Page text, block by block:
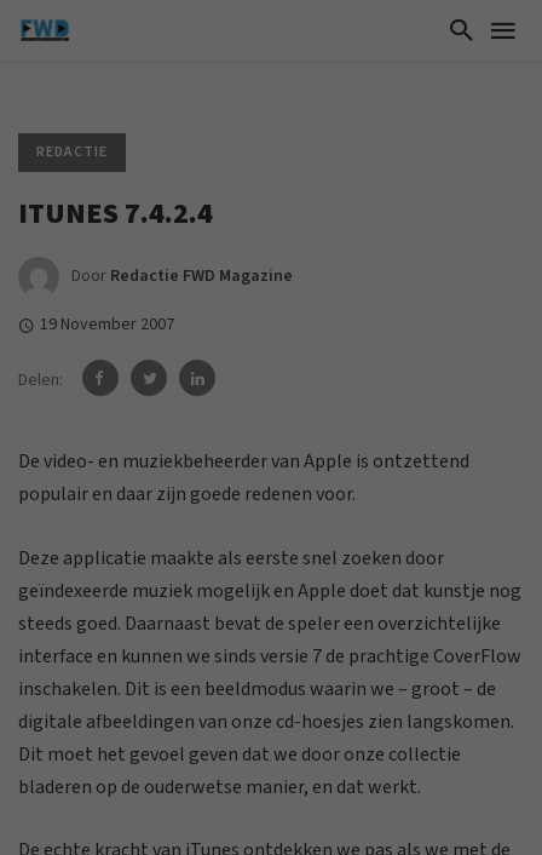
REDACTIE
ITUNES 7.4.2.4
Door Redactie FWD Magazine
19 November 2007
Delen:
De video- en muziekbeheerder van Apple is ontzettend
populair en daar zijn goede redenen voor.
Deze applicatie maakte als eerste snel zoeken door
geïndexeerde muziek mogelijk en Apple doet dat kunstje nog
steeds goed. Daarnaast bevat de speler een overzichtelijke
interface en kunnen we sinds versie 7 de prachtige CoverFlow
inschakelen. Dit is een beeldmodus waarin we – groot – de
digitale afbeeldingen van onze cd-hoesjes zien langskomen.
Dit moet het gevoel geven dat we door onze collectie
bladeren op de ouderwetse manier, en dat werkt.